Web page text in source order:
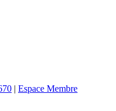
| Espace Membre